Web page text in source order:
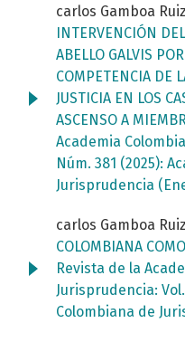
carlos Gamboa
INTERVENCIÓN
ABELLO GALVIS
COMPETENCIA DE
JUSTICIA EN LOS
ASCENSO A
Academia
Núm. 381 (2025):
Jurisprudencia
carlos Gamboa
COLOMBIANA
Revista de la
Jurisprudencia:
Colombiana de